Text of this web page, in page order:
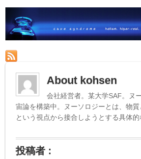
About kohsen
会社経営者。某大学SAF。ヌ
宙論を構築中。ヌーソロジーとは、物
という視点から接合しようとする具体的
投稿者 :